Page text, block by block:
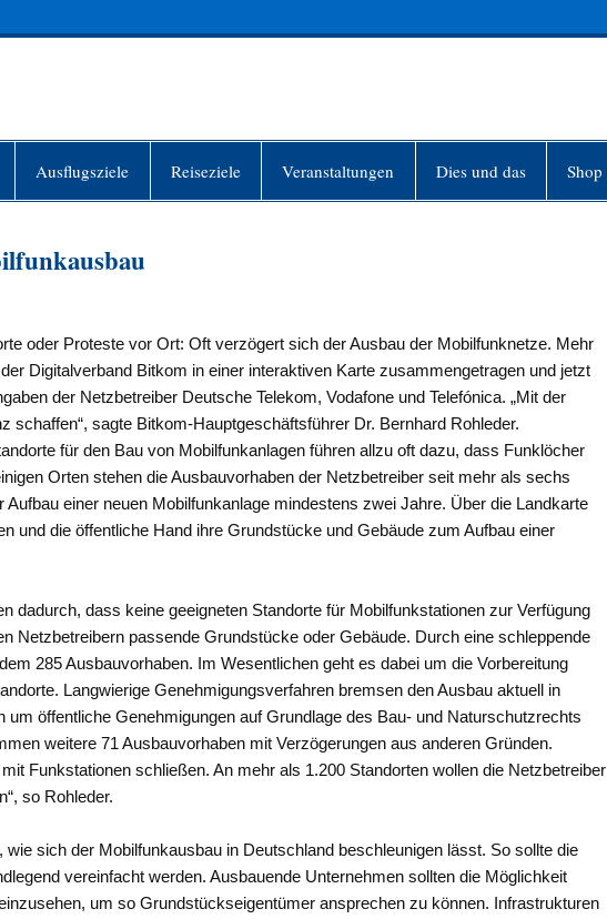
Ausflugsziele Reiseziele Veranstaltungen Dies und das Shop
oder Proteste vor Ort: Oft verzögert sich der Ausbau der Mobilfunknetze. Mehr
Digitalverband Bitkom in einer interaktiven Karte zusammengetragen und jetzt
der Netzbetreiber Deutsche Telekom, Vodafone und Telefónica. „Mit der
schaffen“, sagte Bitkom-Hauptgeschäftsführer Dr. Bernhard Rohleder.
für den Bau von Mobilfunkanlagen führen allzu oft dazu, dass Funklöcher
Orten stehen die Ausbauvorhaben der Netzbetreiber seit mehr als sechs
einer neuen Mobilfunkanlage mindestens zwei Jahre. Über die Landkarte
und die öffentliche Hand ihre Grundstücke und Gebäude zum Aufbau einer
dadurch, dass keine geeigneten Standorte für Mobilfunkstationen zur Verfügung
Netzbetreibern passende Grundstücke oder Gebäude. Durch eine schleppende
285 Ausbauvorhaben. Im Wesentlichen geht es dabei um die Vorbereitung
Langwierige Genehmigungsverfahren bremsen den Ausbau aktuell in
um öffentliche Genehmigungen auf Grundlage des Bau- und Naturschutzrechts
weitere 71 Ausbauvorhaben mit Verzögerungen aus anderen Gründen.
Funkstationen schließen. An mehr als 1.200 Standorten wollen die Netzbetreiber
so Rohleder.
sich der Mobilfunkausbau in Deutschland beschleunigen lässt. So sollte die
vereinfacht werden. Ausbauende Unternehmen sollten die Möglichkeit
um so Grundstückseigentümer ansprechen zu können. Infrastrukturen